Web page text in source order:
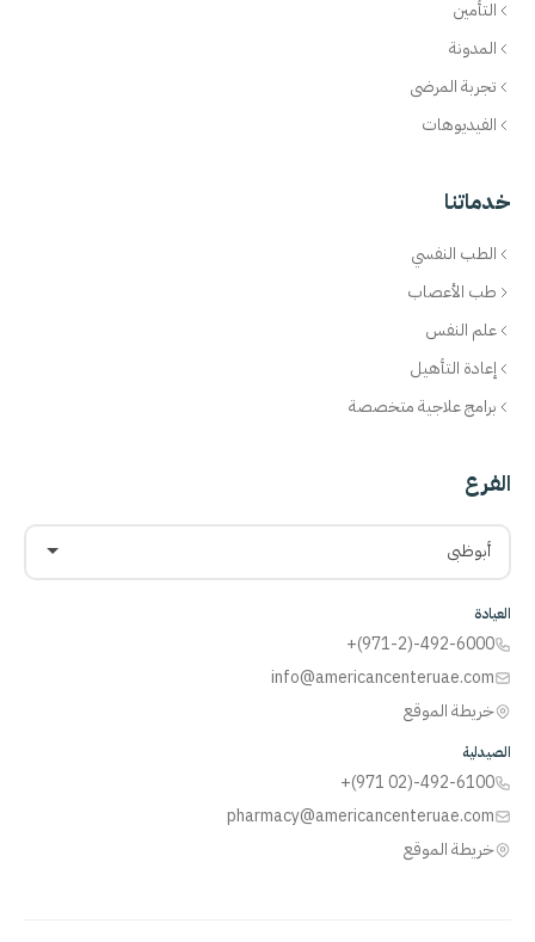
التأمين
المدونة
تجربة المرضى
الفيديوهات
خدماتنا
الطب النفسي
طب الأعصاب
علم النفس
إعادة التأهيل
برامج علاجية متخصصة
الفرع
أبوظبي
العيادة
+(971-2)-492-6000
info@americancenteruae.com
خريطة الموقع
الصيدلية
+(971 02)-492-6100
pharmacy@americancenteruae.com
خريطة الموقع